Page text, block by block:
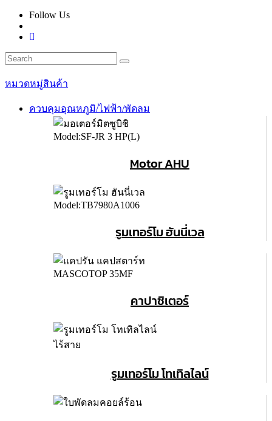
Follow Us
หมวดหมู่สินค้า
ควบคุมอุณหภูมิ/ไฟฟ้า/พัดลม
Motor AHU
รูมเทอร์โม ฮันนี่เวล
คาปาซิเตอร์
รูมเทอร์โม โทเทิลไลน์